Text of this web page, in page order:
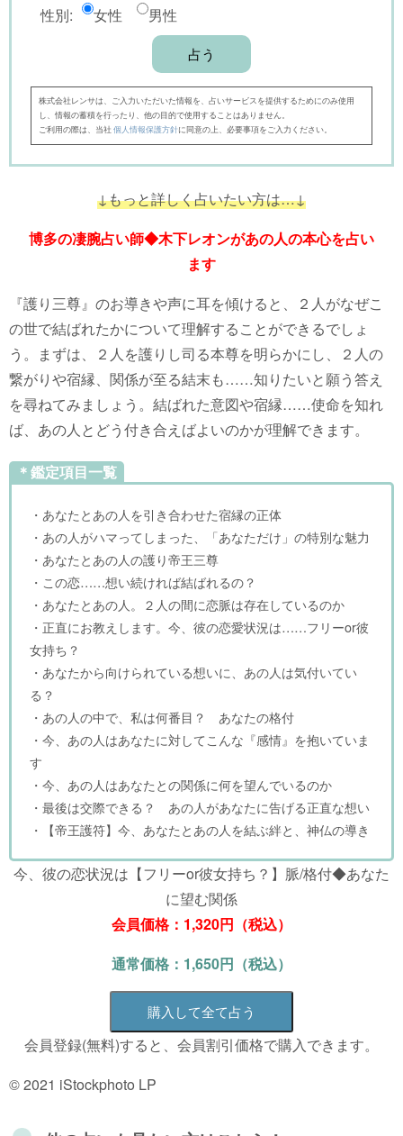
性別: 女性 男性
株式会社レンサは、ご入力いただいた情報を、占いサービスを提供するためにのみ使用
し、情報の蓄積を行ったり、他の目的で使用することはありません。
ご利用の際は、当社 個人情報保護方針に同意の上、必要事項をご入力ください。
↓もっと詳しく占いたい方は…↓
博多の凄腕占い師◆木下レオンがあの人の本心を占い
ます
『護り三尊』のお導きや声に耳を傾けると、２人がなぜこ
の世で結ばれたかについて理解することができるでしょ
う。まずは、２人を護りし司る本尊を明らかにし、２人の
繋がりや宿縁、関係が至る結末も……知りたいと願う答え
を尋ねてみましょう。結ばれた意図や宿縁……使命を知れ
ば、あの人とどう付き合えばよいのかが理解できます。
＊鑑定項目一覧
・あなたとあの人を引き合わせた宿縁の正体
・あの人がハマってしまった、「あなただけ」の特別な魅力
・あなたとあの人の護り帝王三尊
・この恋……想い続ければ結ばれるの？
・あなたとあの人。２人の間に恋脈は存在しているのか
・正直にお教えします。今、彼の恋愛状況は……フリーor彼
女持ち？
・あなたから向けられている想いに、あの人は気付いてい
る？
・あの人の中で、私は何番目？ あなたの格付
・今、あの人はあなたに対してこんな『感情』を抱いていま
す
・今、あの人はあなたとの関係に何を望んでいるのか
・最後は交際できる？ あの人があなたに告げる正直な想い
・【帝王護符】今、あなたとあの人を結ぶ絆と、神仏の導き
今、彼の恋状況は【フリーor彼女持ち？】脈/格付◆あなた
に望む関係
会員価格：1,320円（税込）
通常価格：1,650円（税込）
購入して全て占う
会員登録(無料)すると、会員割引価格で購入できます。
© 2021 iStockphoto LP